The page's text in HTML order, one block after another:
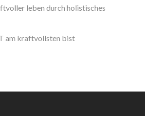
leben durch holistisches
am kraftvollsten bist